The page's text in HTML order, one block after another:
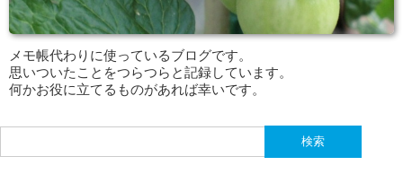
メモ帳代わりに使っているブログです。
思いついたことをつらつらと記録しています。
何かお役に立てるものがあれば幸いです。
索: